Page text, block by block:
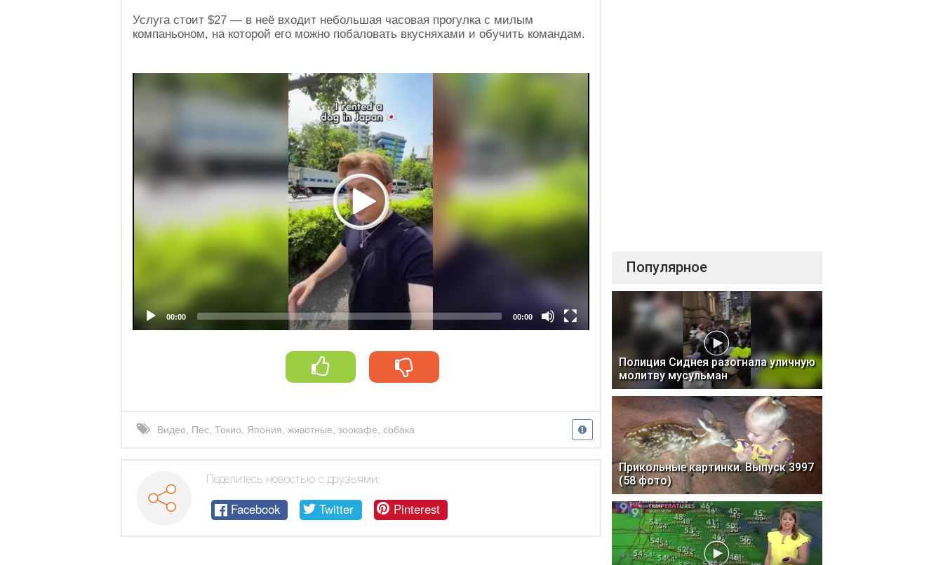
Услуга стоит $27 — в неё входит небольшая часовая прогулка с милым
компаньоном, на которой его можно побаловать вкусняхами и обучить командам.
Player
00:00 00:00
Видео Пес Токио Япония животные зоокафе собака
Поделитесь новостью с друзьями:
Facebook Twitter Pinterest
Популярное
Полиция Сиднея разогнала уличную
молитву мусульман
Прикольные картинки. Выпуск 3997
(58 фото)